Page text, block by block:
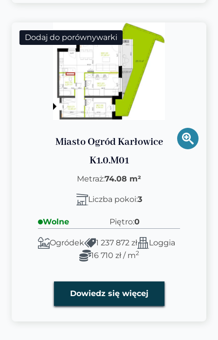
Dodaj do porównywarki
Miasto Ogród Karłowice
K1.0.M01
Metraż:74.08 m²
Liczba pokoi:3
Wolne Piętro:0
Ogródek 1 237 872 zł
Loggia
16 710 zł / m2
Dowiedz się więcej